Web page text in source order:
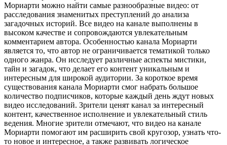
Мориарти можно найти самые разнообразные видео: от
расследования знаменитых преступлений до анализа
загадочных историй. Все видео на канале выполнены в
высоком качестве и сопровождаются увлекательным
комментарием автора. Особенностью канала Мориарти
является то, что автор не ограничивается тематикой только
одного жанра. Он исследует различные аспекты мистики,
тайн и загадок, что делает его контент уникальным и
интересным для широкой аудитории. За короткое время
существования канала Мориарти смог набрать большое
количество подписчиков, которые каждый день ждут новых
видео исследований. Зрители ценят канал за интересный
контент, качественное исполнение и увлекательный стиль
ведения. Многие зрители отмечают, что видео на канале
Мориарти помогают им расширить свой кругозор, узнать что-
то новое и интересное, а также развивать логическое